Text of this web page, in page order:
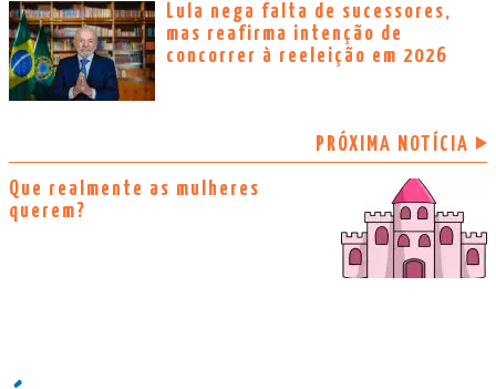
Lula nega falta de sucessores,
mas reafirma intenção de
concorrer à reeleição em 2026
PRÓXIMA NOTÍCIA
Que realmente as mulheres
querem?